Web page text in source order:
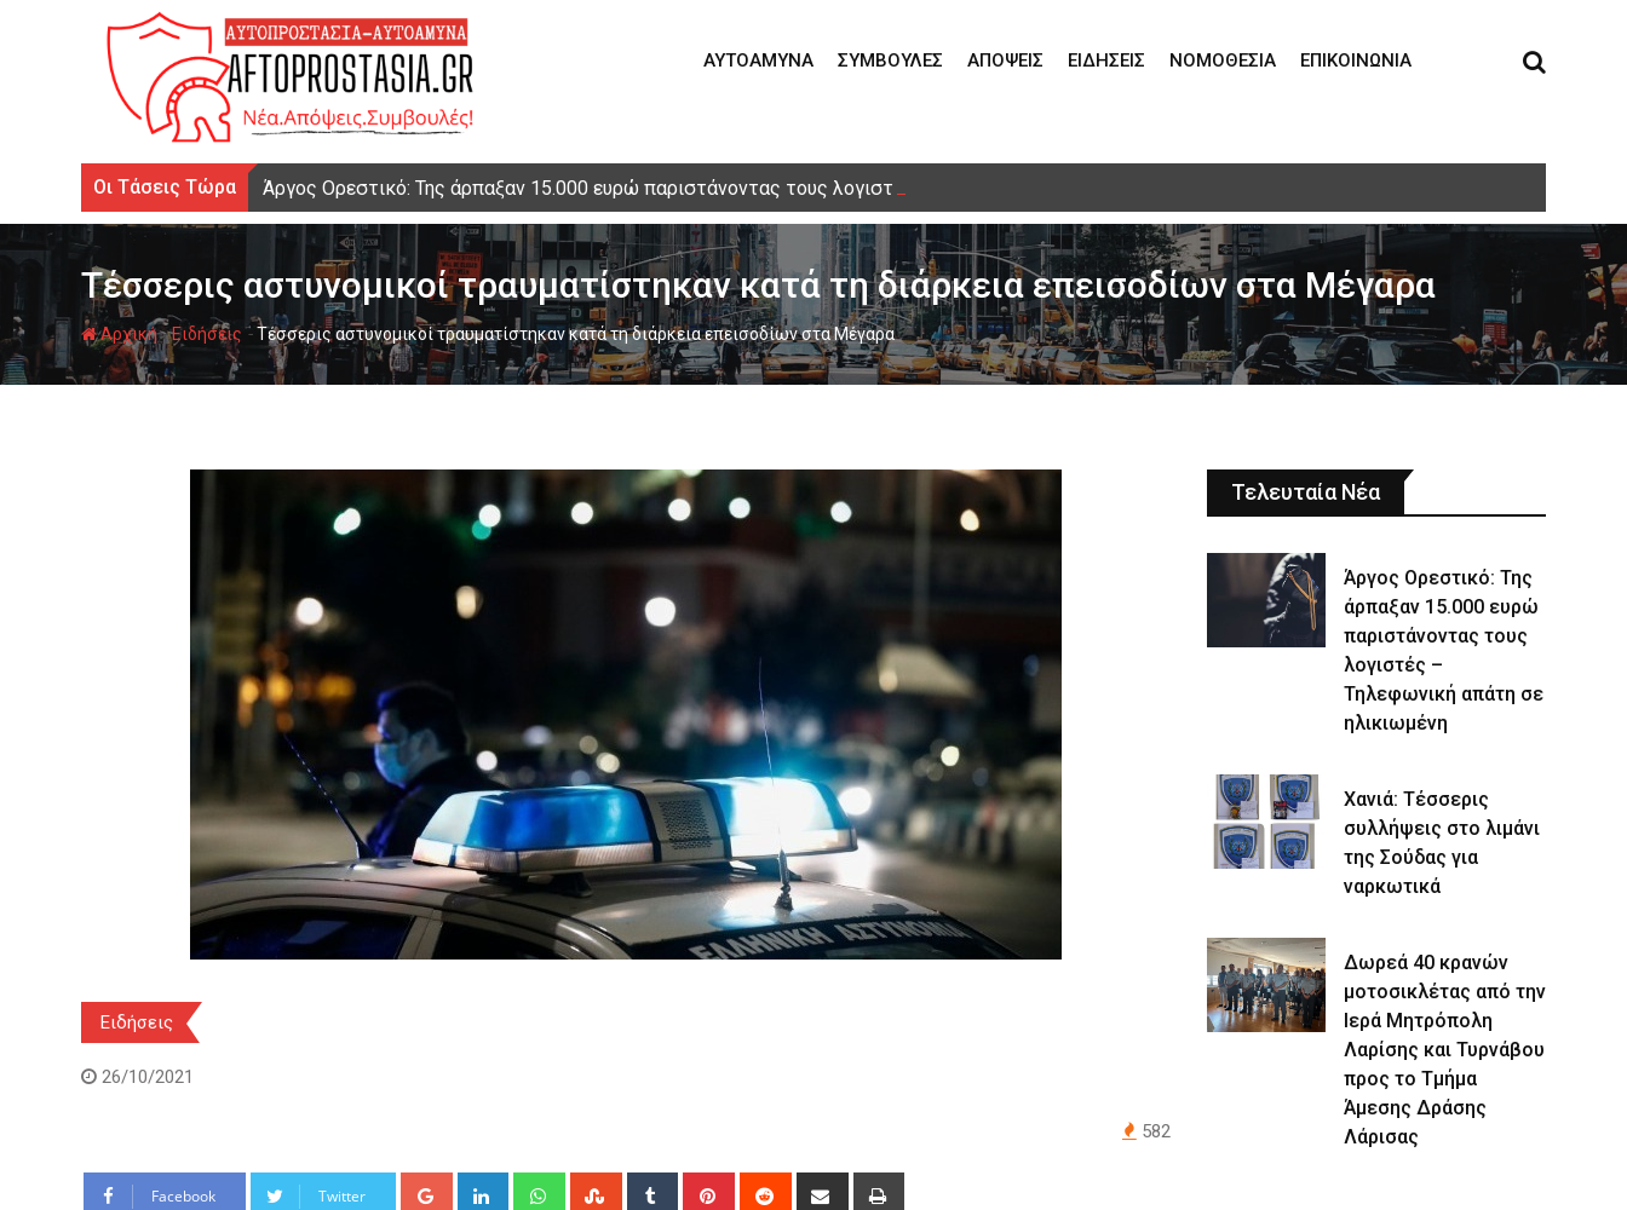
ΑΥΤΟΆΜΥΝΑ
ΣΥΜΒΟΥΛΈΣ ΑΠΌΨΕΙΣ ΕΙΔΉΣΕΙΣ ΝΟΜΟΘΕΣΊΑ ΕΠΙΚΟΙΝΩΝΊΑ
Οι Τάσεις Τώρα Άργος Ορεστικό: Της άρπαξαν 15.000 ευρώ παριστάνοντας τους λογιστές – Τηλεφωνική απάτη σε ηλικιωμένη
Τέσσερις αστυνομικοί τραυματίστηκαν κατά τη διάρκεια επεισοδίων στα Μέγαρα
Αρχική-Ειδήσεις-Τέσσερις αστυνομικοί τραυματίστηκαν κατά τη διάρκεια επεισοδίων στα Μέγαρα
Ειδήσεις
26/10/2021
582
Facebook Twitter Google+ LinkedIn WhatsappStumbleUpon
Tumblr Pinterest Reddit
Share
Τελευταία Νέα
Άργος Ορεστικό: Της
άρπαξαν 15.000 ευρώ
παριστάνοντας τους
λογιστές –
Τηλεφωνική απάτη σε
ηλικιωμένη
Χανιά: Τέσσερις
συλλήψεις στο λιμάνι
της Σούδας για
ναρκωτικά
Δωρεά 40 κρανών
μοτοσικλέτας από την
Ιερά Μητρόπολη
Λαρίσης και Τυρνάβου
προς το Τμήμα
Άμεσης Δράσης
Λάρισας